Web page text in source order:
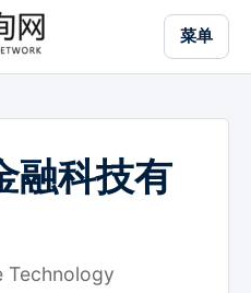
菜单
融科技有
Technology